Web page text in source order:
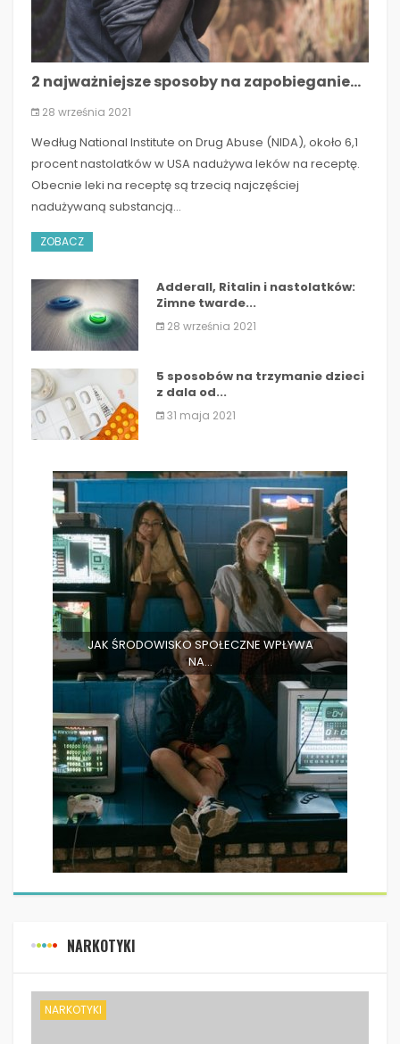
2 najważniejsze sposoby na zapobieganie...
28 września 2021
Według National Institute on Drug Abuse (NIDA), około 6,1
procent nastolatków w USA nadużywa leków na receptę.
Obecnie leki na receptę są trzecią najczęściej
nadużywaną substancją...
ZOBACZ
Adderall, Ritalin i nastolatków:
Zimne twarde...
28 września 2021
5 sposobów na trzymanie dzieci
z dala od...
31 maja 2021
JAK ŚRODOWISKO SPOŁECZNE WPŁYWA
NA...
NARKOTYKI
NARKOTYKI